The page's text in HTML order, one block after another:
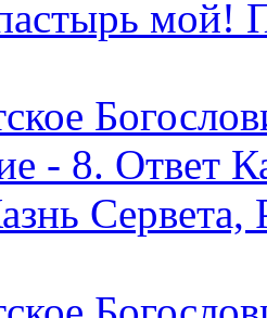
мой!
- 8. Ответ
Сервета,